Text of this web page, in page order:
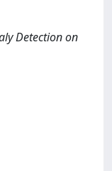
Detection on